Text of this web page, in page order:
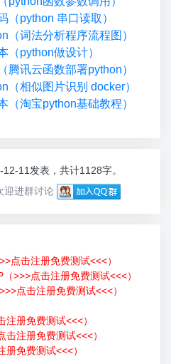
（python 串口读取）
（词法分析程序流程图）
（python做设计）
腾讯云函数部署python）
（相似图片识别 docker）
（淘宝python基础教程）
12-11发表，共计1128字。
迎进群讨论
点击注册免费测试<<<）
>>>点击注册免费测试<<<）
点击注册免费测试<<<）
册免费测试<<<）
注册免费测试<<<）
免费测试<<<）